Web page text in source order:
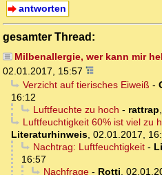
antworten
gesamter Thread:
Milbenallergie, wer kann mir
02.01.2017, 15:57
Verzicht auf tierisches Eiweiß -
16:12
Luftfeuchte zu hoch - rattrap,
Luftfeuchtigkeit 60% ist viel zu
Literaturhinweis, 02.01.2017,
Nachtrag: Luftfeuchtigkeit-
16:57
Nachfrage- Rotti,